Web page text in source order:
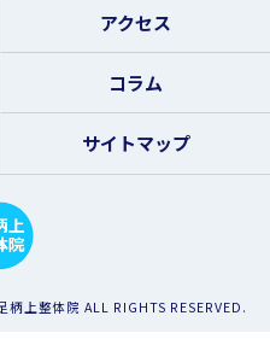
アクセス
コラム
サイトマップ
上整体院 ALL RIGHTS RESERVED.